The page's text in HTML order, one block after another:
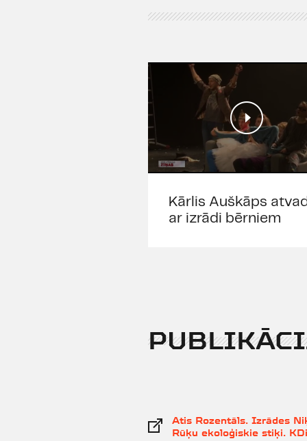
Kārlis Auškāps
ar izrādi bērniem
Atis Rozentāls. Izrādes
Rūķu ekoloģiskie stiķi. KDi